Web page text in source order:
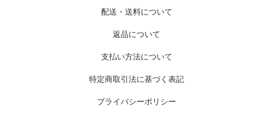
配送・送料について
返品について
支払い方法について
特定商取引法に基づく表記
プライバシーポリシー